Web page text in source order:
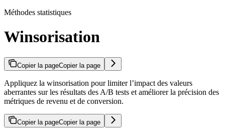
Méthodes statistiques
Winsorisation
Copier la pageCopier la page
Appliquez la winsorisation pour limiter l’impact des valeurs
aberrantes sur les résultats des A/B tests et améliorer la précision des
métriques de revenu et de conversion.
Copier la pageCopier la page